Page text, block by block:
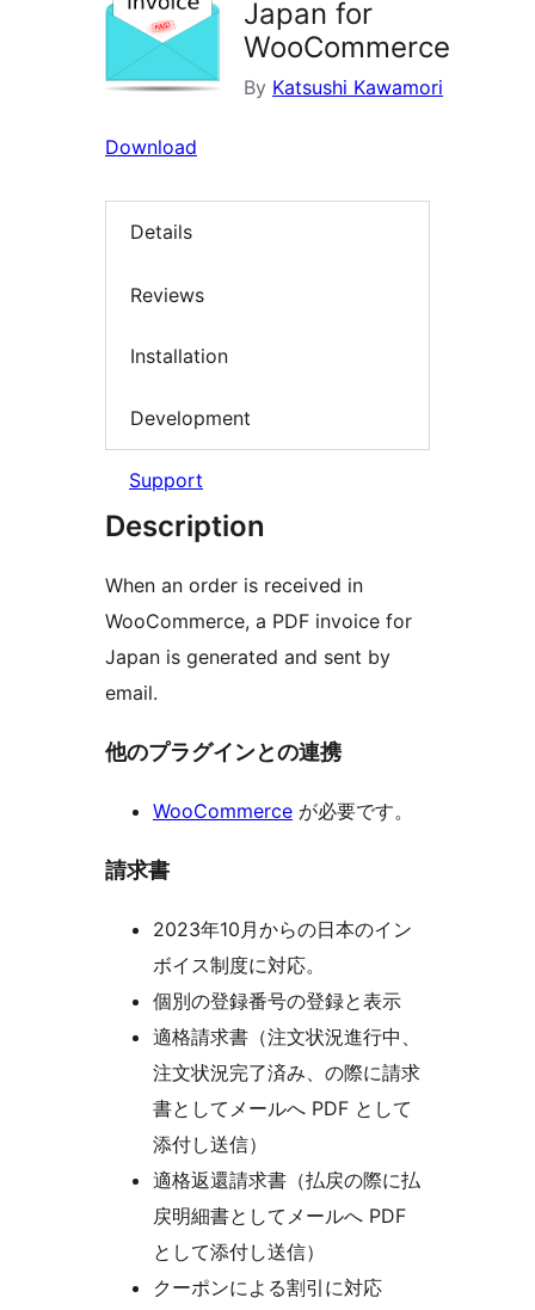
Japan for
WooCommerce
By Katsushi Kawamori
Download
Details
Reviews
Installation
Development
Support
Description
When an order is received in
WooCommerce, a PDF invoice for
Japan is generated and sent by
email.
他のプラグインとの連携
WooCommerce が必要です。
請求書
2023年10月からの日本のイン
ボイス制度に対応。
個別の登録番号の登録と表示
適格請求書（注文状況進行中、
注文状況完了済み、の際に請求
書としてメールへ PDF として
添付し送信）
適格返還請求書（払戻の際に払
戻明細書としてメールへ PDF
として添付し送信）
クーポンによる割引に対応